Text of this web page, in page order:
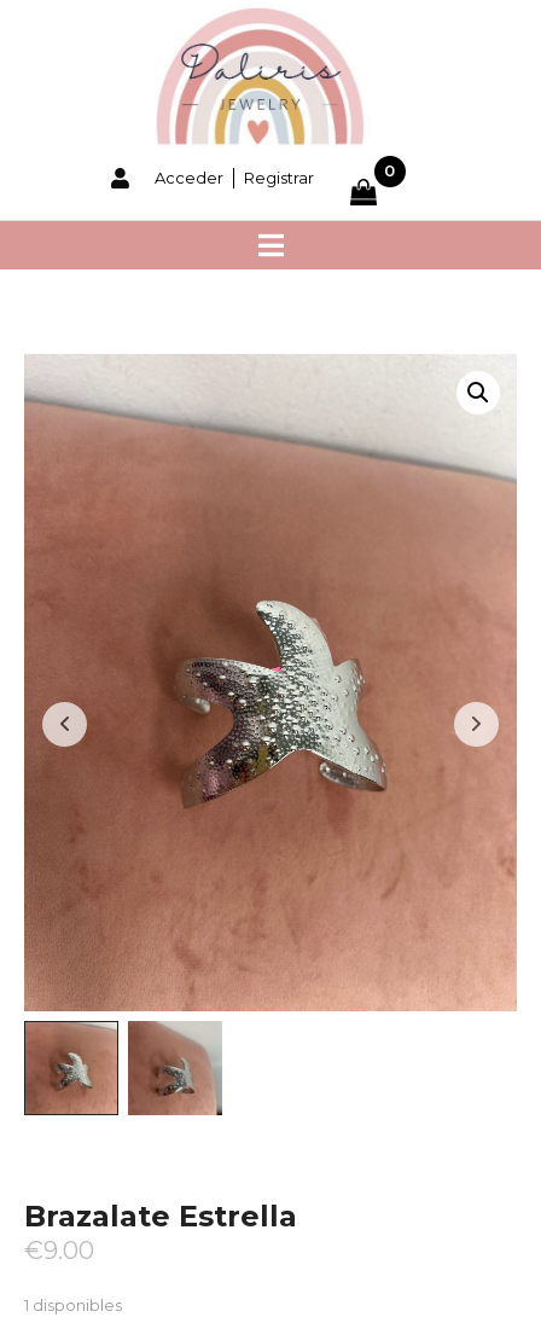
Acceder Registrar 0
Brazalate Estrella
€9.00
1 disponibles